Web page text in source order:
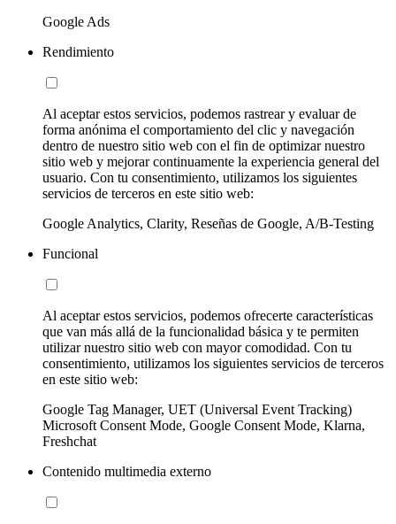
Google Ads
Rendimiento
Al aceptar estos servicios, podemos rastrear y evaluar de
forma anónima el comportamiento del clic y navegación
dentro de nuestro sitio web con el fin de optimizar nuestro
sitio web y mejorar continuamente la experiencia general del
usuario. Con tu consentimiento, utilizamos los siguientes
servicios de terceros en este sitio web:
Google Analytics, Clarity, Reseñas de Google, A/B-Testing
Funcional
Al aceptar estos servicios, podemos ofrecerte características
que van más allá de la funcionalidad básica y te permiten
utilizar nuestro sitio web con mayor comodidad. Con tu
consentimiento, utilizamos los siguientes servicios de terceros
en este sitio web:
Google Tag Manager, UET (Universal Event Tracking)
Microsoft Consent Mode, Google Consent Mode, Klarna,
Freshchat
Contenido multimedia externo